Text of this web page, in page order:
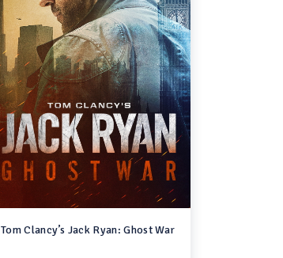
Tom Clancy’s Jack Ryan: Ghost War